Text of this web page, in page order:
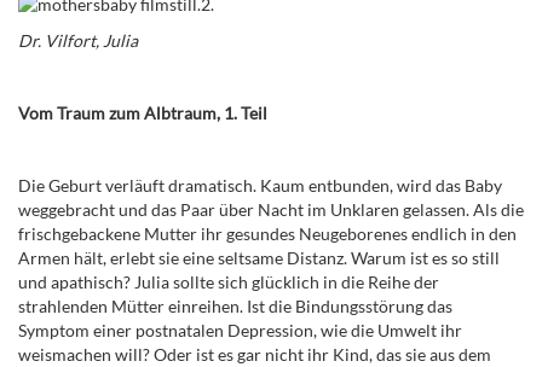
Dr. Vilfort, Julia
Vom Traum zum Albtraum, 1. Teil
Die Geburt verläuft dramatisch. Kaum entbunden, wird das Baby
weggebracht und das Paar über Nacht im Unklaren gelassen. Als die
frischgebackene Mutter ihr gesundes Neugeborenes endlich in den
Armen hält, erlebt sie eine seltsame Distanz. Warum ist es so still
und apathisch? Julia sollte sich glücklich in die Reihe der
strahlenden Mütter einreihen. Ist die Bindungsstörung das
Symptom einer postnatalen Depression, wie die Umwelt ihr
weismachen will? Oder ist es gar nicht ihr Kind, das sie aus dem